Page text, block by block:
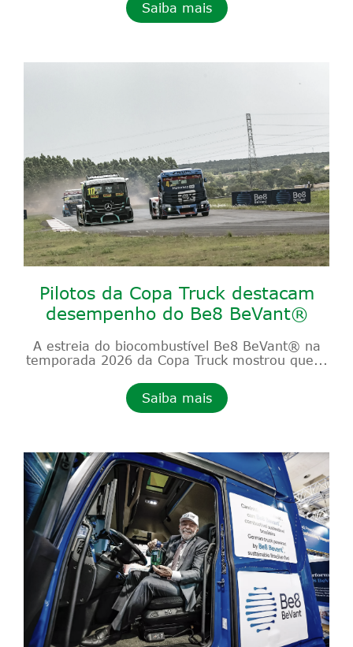
Saiba mais
Pilotos da Copa Truck destacam
desempenho do Be8 BeVant®
A estreia do biocombustível Be8 BeVant® na
temporada 2026 da Copa Truck mostrou que...
Saiba mais